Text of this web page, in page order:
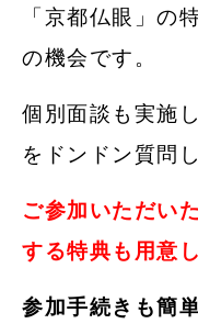
「京都仏眼」の
の機会です。
個別面談も実施
をドンドン質問
ご参加いただい
する特典も用意
参加手続きも簡